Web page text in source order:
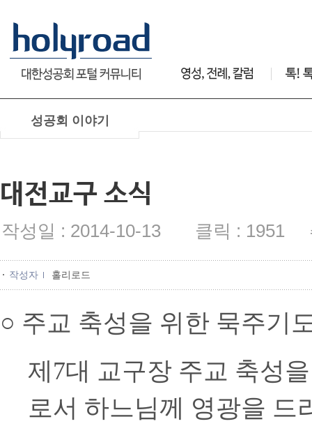
성공회 이야기
대전교구 소식
작성일 : 2014-10-13 클릭 : 1951
작성자 홀리로드
○ 주교 축성을 위한 묵주기
제7대 교구장 주교 축성
로서 하느님께 영광을 드